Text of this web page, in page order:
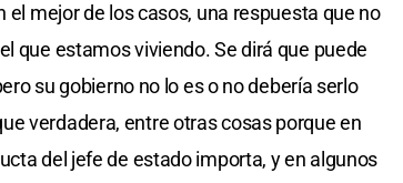
mejor de los casos, una respuesta que no
que estamos viviendo. Se dirá que puede
su gobierno no lo es o no debería serlo
verdadera, entre otras cosas porque en
del jefe de estado importa, y en algunos